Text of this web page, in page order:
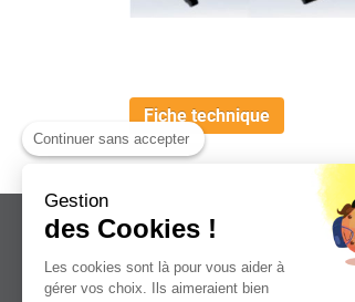
Fiche technique
Continuer sans accepter
Gestion
des Cookies !
Les cookies sont là pour vous aider à
gérer vos choix. Ils aimeraient bien